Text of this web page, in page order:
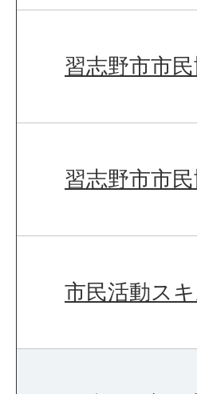
習志野市市
習志野市市
市民活動ス